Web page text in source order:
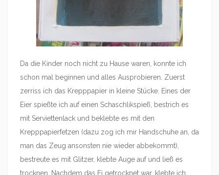
Da die Kinder noch nicht zu Hause waren, konnte ich
schon mal beginnen und alles Ausprobieren. Zuerst
zerriss ich das Krepppapier in kleine Stücke. Eines der
Eier spießte ich auf einen Schaschlikspieß, bestrich es
mit Serviettenlack und beklebte es mit den
Krepppapierfetzen (dazu zog ich mir Handschuhe an, da
man das Zeug ansonsten nie wieder abbekommt),
bestreute es mit Glitzer, klebte Auge auf und ließ es
trocknen. Nachdem das Ei getrocknet war, klebte ich